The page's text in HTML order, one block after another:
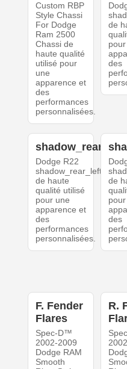
Custom RBP
Style Chassi
For Dodge
Ram 2500
Chassi de
haute qualité
utilisé pour
une
apparence et
des
performances
personnalisées.
de
des
shadow_rear_left
Dodge R22
shadow_rear_left
de haute
qualité utilisé
pour une
apparence et
des
performances
personnalisées.
de
des
F. Fender
Flares
Spec-D™
2002-2009
Dodge RAM
Smooth
R.